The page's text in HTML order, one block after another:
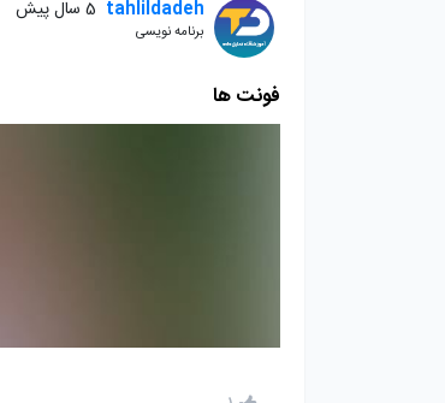
tahlildadeh 5 سال پیش
برنامه نویسی
فونت ها